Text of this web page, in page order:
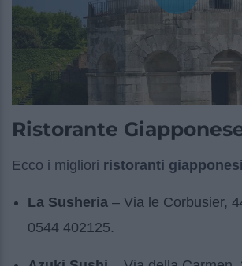
Ristorante
Ecco i migliori ristoranti
La Susheria – Via le Corbusier,
0544 402125.